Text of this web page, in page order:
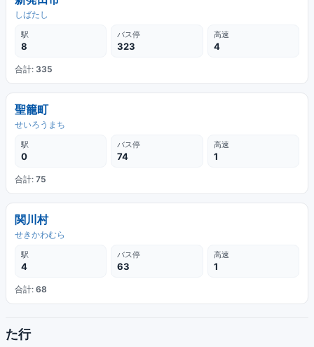
しばたし
駅
8
バス停
323
高速
4
合計: 335
聖籠町
せいろうまち
駅
0
バス停
74
高速
1
合計: 75
関川村
せきかわむら
駅
4
バス停
63
高速
1
合計: 68
た行